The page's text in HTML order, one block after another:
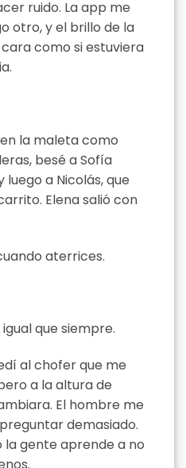
ruido. La app me
otro, y el brillo de la
como si estuviera
la maleta como
besé a Sofía
a Nicolás, que
Elena salió con
aterrices.
que siempre.
al chofer que me
a la altura de
El hombre me
demasiado.
la gente aprende a no